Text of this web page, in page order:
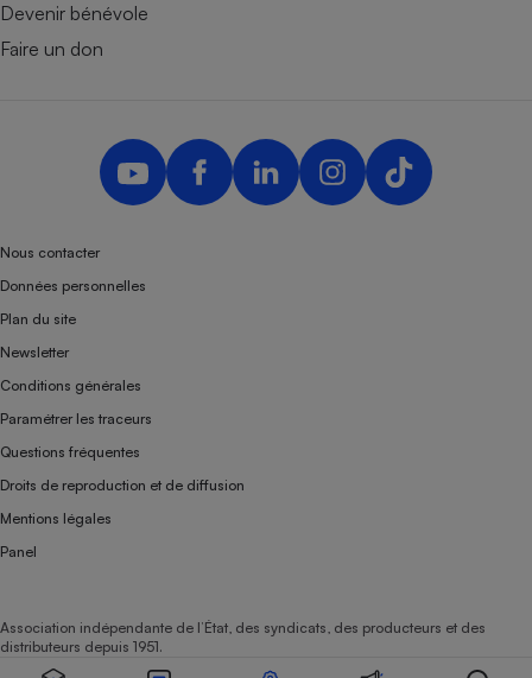
Devenir bénévole
Faire un don
Nous contacter
Données personnelles
Plan du site
Newsletter
Conditions générales
Paramétrer les traceurs
Questions fréquentes
Droits de reproduction et de diffusion
Mentions légales
Panel
Association indépendante de l’État, des syndicats, des producteurs et des
distributeurs depuis 1951.